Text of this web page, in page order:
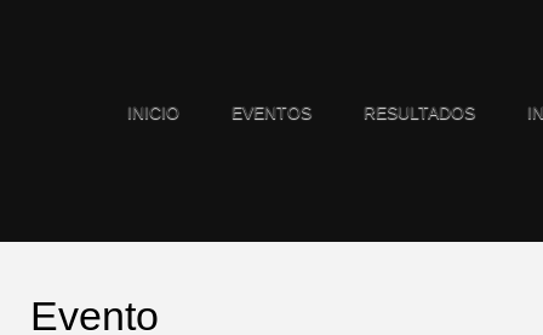
INICIO EVENTOS RESULTADOS
Evento